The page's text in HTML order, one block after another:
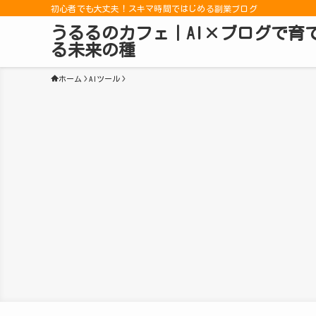
初心者でも大丈夫！スキマ時間ではじめる副業ブログ
うるるのカフェ｜AI×ブログで育
る未来の種
ホーム AIツール